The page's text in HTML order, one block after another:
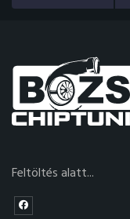
Feltöltés alatt...